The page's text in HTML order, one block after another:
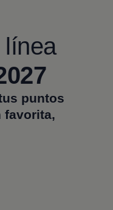
línea
puntos
favorita,